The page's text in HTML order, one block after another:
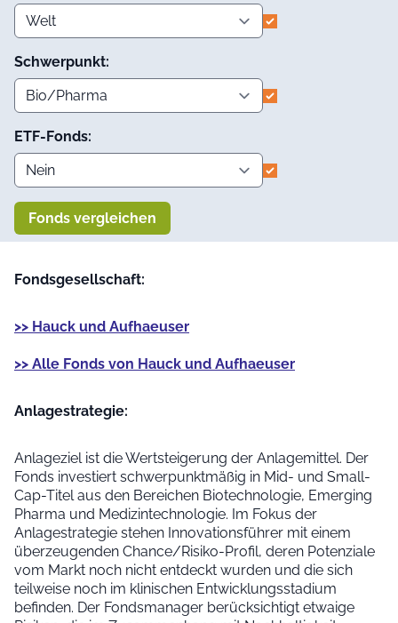
Schwerpunkt:
ETF-Fonds:
Fonds vergleichen
Fondsgesellschaft:
>> Hauck und Aufhaeuser
>> Alle Fonds von Hauck und Aufhaeuser
Anlage­strategie:
Anlageziel ist die Wertsteigerung der Anlagemittel. Der
Fonds investiert schwerpunktmäßig in Mid- und Small-
Cap-Titel aus den Bereichen Biotechnologie, Emerging
Pharma und Medizintechnologie. Im Fokus der
Anlagestrategie stehen Innovationsführer mit einem
überzeugenden Chance/Risiko-Profil, deren Potenziale
vom Markt noch nicht entdeckt wurden und die sich
teilweise noch im klinischen Entwicklungsstadium
befinden. Der Fondsmanager berücksichtigt etwaige